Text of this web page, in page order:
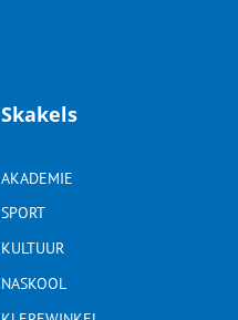
Skakels
AKADEMIE
SPORT
KULTUUR
NASKOOL